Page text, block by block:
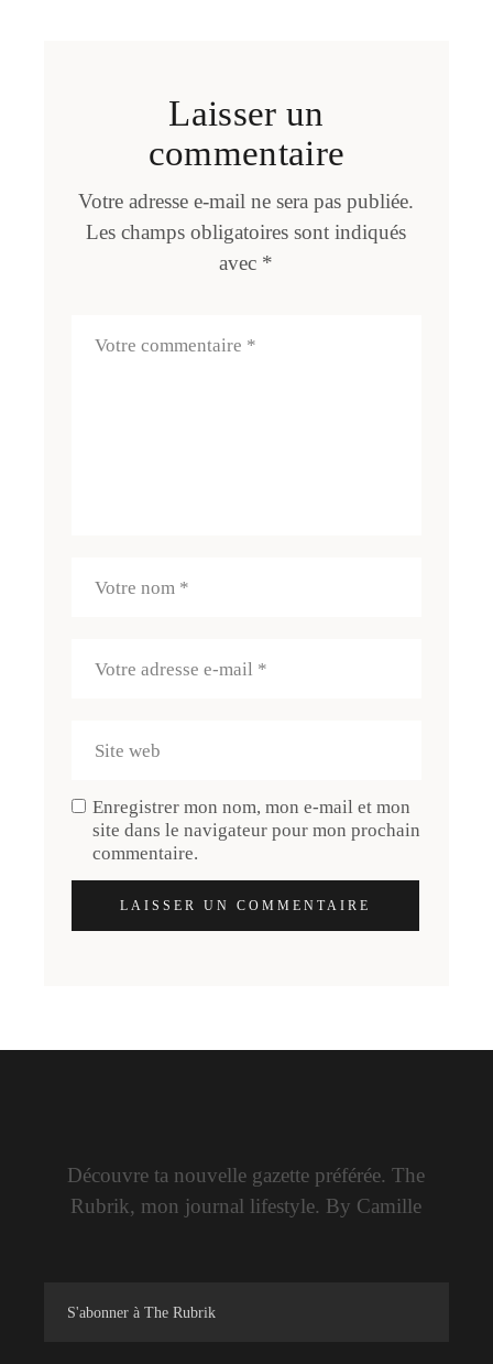
Laisser un
commentaire
Votre adresse e-mail ne sera pas publiée.
Les champs obligatoires sont indiqués
avec *
Enregistrer mon nom, mon e-mail et mon
site dans le navigateur pour mon prochain
commentaire.
LAISSER UN COMMENTAIRE
Découvre ta nouvelle gazette préférée. The
Rubrik, mon journal lifestyle. By Camille